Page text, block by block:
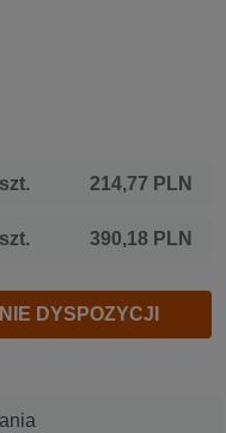
214,77 PLN
390,18 PLN
DYSPOZYCJI